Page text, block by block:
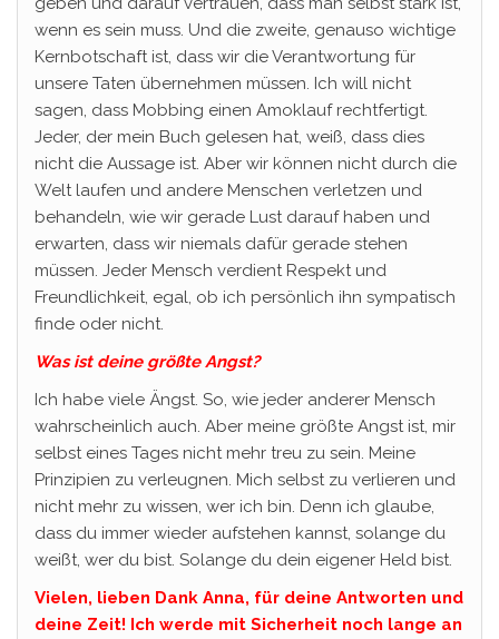
wenn es sein muss. Und die zweite, genauso wichtige
Kernbotschaft ist, dass wir die Verantwortung für
unsere Taten übernehmen müssen. Ich will nicht
sagen, dass Mobbing einen Amoklauf rechtfertigt.
Jeder, der mein Buch gelesen hat, weiß, dass dies
nicht die Aussage ist. Aber wir können nicht durch die
Welt laufen und andere Menschen verletzen und
behandeln, wie wir gerade Lust darauf haben und
erwarten, dass wir niemals dafür gerade stehen
müssen. Jeder Mensch verdient Respekt und
Freundlichkeit, egal, ob ich persönlich ihn sympatisch
finde oder nicht.
Was ist deine größte Angst?
Ich habe viele Ängst. So, wie jeder anderer Mensch
wahrscheinlich auch. Aber meine größte Angst ist, mir
selbst eines Tages nicht mehr treu zu sein. Meine
Prinzipien zu verleugnen. Mich selbst zu verlieren und
nicht mehr zu wissen, wer ich bin. Denn ich glaube,
dass du immer wieder aufstehen kannst, solange du
weißt, wer du bist. Solange du dein eigener Held bist.
Vielen, lieben Dank Anna, für deine Antworten und
deine Zeit! Ich werde mit Sicherheit noch lange an